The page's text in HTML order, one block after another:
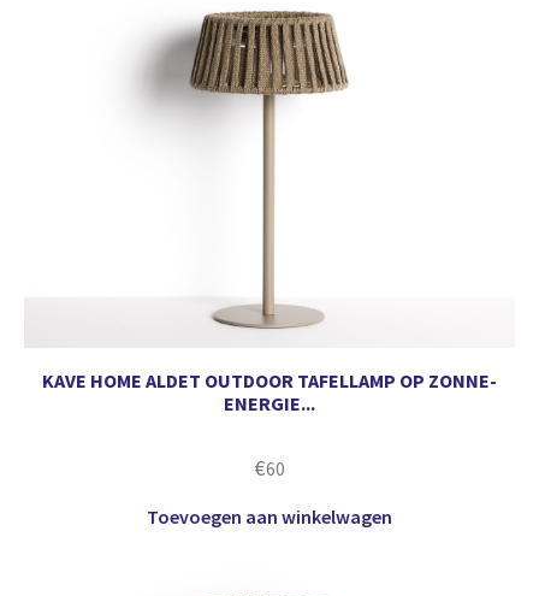
KAVE HOME ALDET OUTDOOR TAFELLAMP OP ZONNE-
ENERGIE...
€60
Toevoegen aan winkelwagen